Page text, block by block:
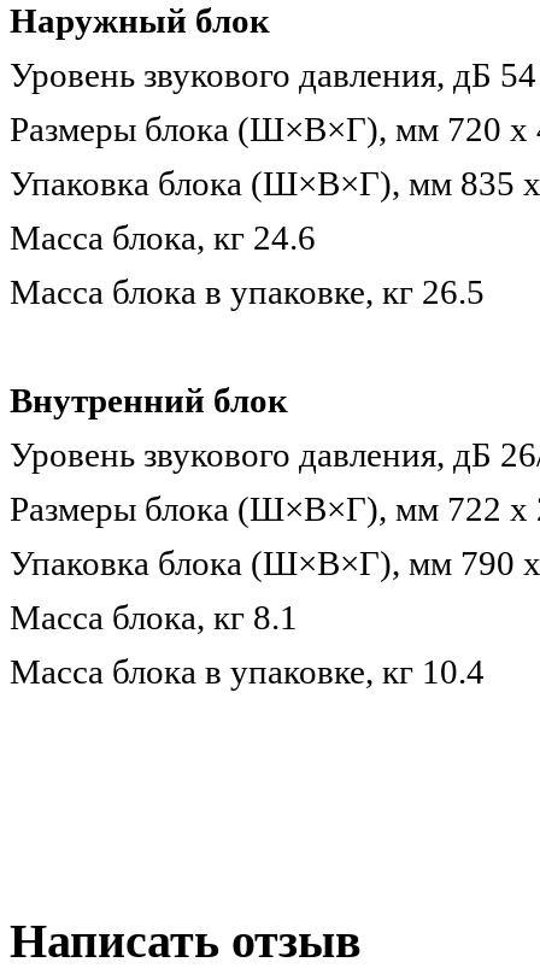
Наружный блок
Уровень звукового давления, дБ 54
Размеры блока (Ш×В×Г), мм 720 x
Упаковка блока (Ш×В×Г), мм 835
Масса блока, кг 24.6
Масса блока в упаковке, кг 26.5
Внутренний блок
Уровень звукового давления, дБ
Размеры блока (Ш×В×Г), мм 722 x
Упаковка блока (Ш×В×Г), мм 790
Масса блока, кг 8.1
Масса блока в упаковке, кг 10.4
Написать отзыв